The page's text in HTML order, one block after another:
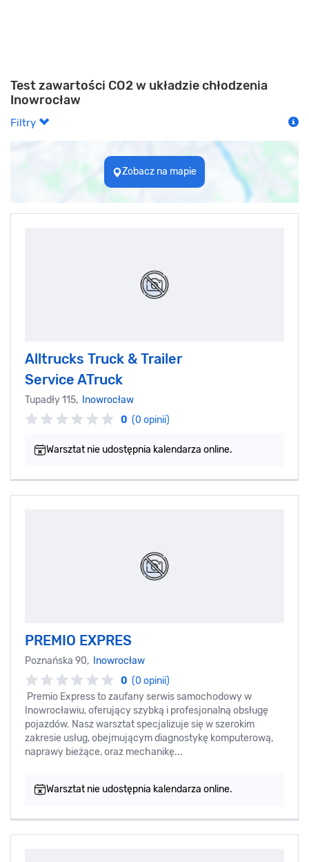
Test zawartości CO2 w układzie chłodzenia
Inowrocław
Filtry
Zobacz na mapie
Alltrucks Truck & Trailer
Service ATruck
Tupadły 115,
Inowrocław
0 (0 opinii)
Warsztat nie udostępnia kalendarza online.
PREMIO EXPRES
Poznańska 90,
Inowrocław
0 (0 opinii)
Premio Express to zaufany serwis samochodowy w
Inowrocławiu, oferujący szybką i profesjonalną obsługę
pojazdów. Nasz warsztat specjalizuje się w szerokim
zakresie usług, obejmującym diagnostykę komputerową,
naprawy bieżące, oraz mechanikę...
Warsztat nie udostępnia kalendarza online.